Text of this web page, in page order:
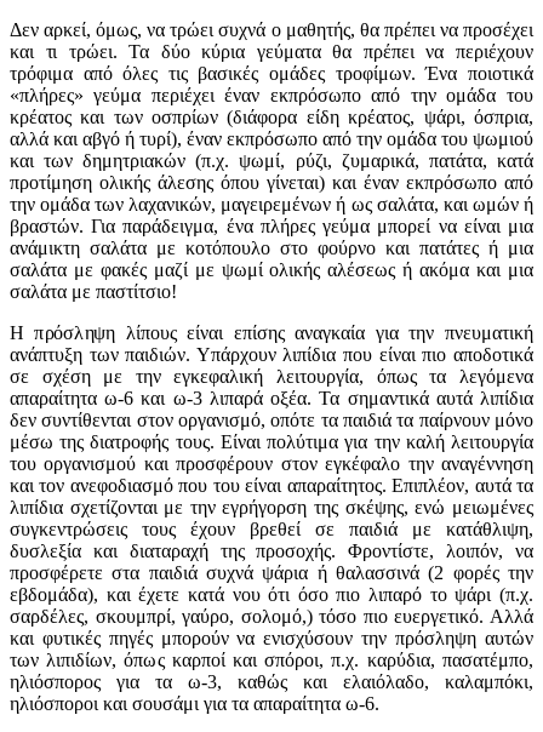
Δεν αρκεί, όμως, να τρώει συχνά ο μαθητής, θα πρέπει να προσέχει
και τι τρώει. Τα δύο κύρια γεύματα θα πρέπει να περιέχουν
τρόφιμα από όλες τις βασικές ομάδες τροφίμων. Ένα ποιοτικά
«πλήρες» γεύμα περιέχει έναν εκπρόσωπο από την ομάδα του
κρέατος και των οσπρίων (διάφορα είδη κρέατος, ψάρι, όσπρια,
αλλά και αβγό ή τυρί), έναν εκπρόσωπο από την ομάδα του ψωμιού
και των δημητριακών (π.χ. ψωμί, ρύζι, ζυμαρικά, πατάτα, κατά
προτίμηση ολικής άλεσης όπου γίνεται) και έναν εκπρόσωπο από
την ομάδα των λαχανικών, μαγειρεμένων ή ως σαλάτα, και ωμών ή
βραστών. Για παράδειγμα, ένα πλήρες γεύμα μπορεί να είναι μια
ανάμικτη σαλάτα με κοτόπουλο στο φούρνο και πατάτες ή μια
σαλάτα με φακές μαζί με ψωμί ολικής αλέσεως ή ακόμα και μια
σαλάτα με παστίτσιο!
Η πρόσληψη λίπους είναι επίσης αναγκαία για την πνευματική
ανάπτυξη των παιδιών. Υπάρχουν λιπίδια που είναι πιο αποδοτικά
σε σχέση με την εγκεφαλική λειτουργία, όπως τα λεγόμενα
απαραίτητα ω-6 και ω-3 λιπαρά οξέα. Τα σημαντικά αυτά λιπίδια
δεν συντίθενται στον οργανισμό, οπότε τα παιδιά τα παίρνουν μόνο
μέσω της διατροφής τους. Είναι πολύτιμα για την καλή λειτουργία
του οργανισμού και προσφέρουν στον εγκέφαλο την αναγέννηση
και τον ανεφοδιασμό που του είναι απαραίτητος. Επιπλέον, αυτά τα
λιπίδια σχετίζονται με την εγρήγορση της σκέψης, ενώ μειωμένες
συγκεντρώσεις τους έχουν βρεθεί σε παιδιά με κατάθλιψη,
δυσλεξία και διαταραχή της προσοχής. Φροντίστε, λοιπόν, να
προσφέρετε στα παιδιά συχνά ψάρια ή θαλασσινά (2 φορές την
εβδομάδα), και έχετε κατά νου ότι όσο πιο λιπαρό το ψάρι (π.χ.
σαρδέλες, σκουμπρί, γαύρο, σολομό,) τόσο πιο ευεργετικό. Αλλά
και φυτικές πηγές μπορούν να ενισχύσουν την πρόσληψη αυτών
των λιπιδίων, όπως καρποί και σπόροι, π.χ. καρύδια, πασατέμπο,
ηλιόσπορος για τα ω-3, καθώς και ελαιόλαδο, καλαμπόκι,
ηλιόσποροι και σουσάμι για τα απαραίτητα ω-6.